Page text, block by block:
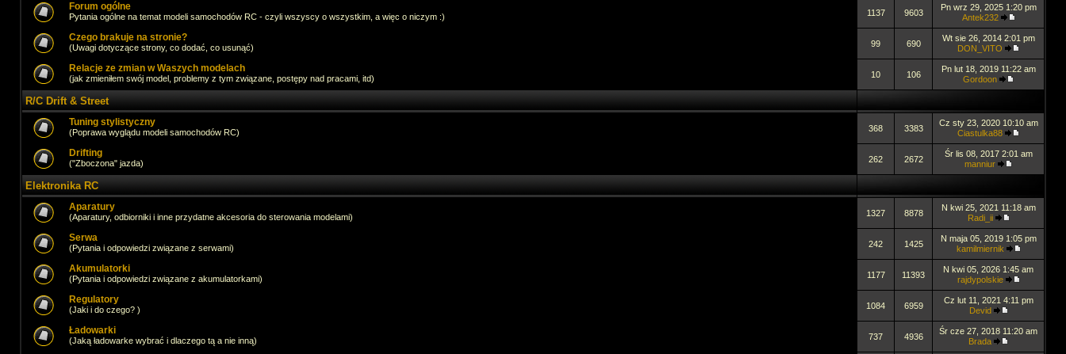
Forum ogólne
Pytania ogólne na temat modeli samochodów RC - czyli wszyscy o wszystkim, a więc o niczym :) 1137 9603
Pn wrz 29, 2025 1:20 pm
Antek232
Czego brakuje na stronie?
(Uwagi dotyczące strony, co dodać, co usunąć) 99 690
Wt sie 26, 2014 2:01 pm
DON_VITO
Relacje ze zmian w Waszych modelach
(jak zmieniłem swój model, problemy z tym związane, postępy nad pracami, itd) 10 106
Pn lut 18, 2019 11:22 am
Gordoon
R/C Drift & Street
Tuning stylistyczny
(Poprawa wyglądu modeli samochodów RC) 368 3383
Cz sty 23, 2020 10:10 am
Ciastulka88
Drifting
("Zboczona" jazda) 262 2672
Śr lis 08, 2017 2:01 am
manniur
Elektronika RC
Aparatury
(Aparatury, odbiorniki i inne przydatne akcesoria do sterowania modelami) 1327 8878
N kwi 25, 2021 11:18 am
Radi_ii
Serwa
(Pytania i odpowiedzi związane z serwami) 242 1425
N maja 05, 2019 1:05 pm
kamilmiernik
Akumulatorki
(Pytania i odpowiedzi związane z akumulatorkami) 1177 11393
N kwi 05, 2026 1:45 am
rajdypolskie
Regulatory
(Jaki i do czego? ) 1084 6959
Cz lut 11, 2021 4:11 pm
Devid
Ładowarki
(Jaką ładowarke wybrać i dlaczego tą a nie inną) 737 4936
Śr cze 27, 2018 11:20 am
Brada